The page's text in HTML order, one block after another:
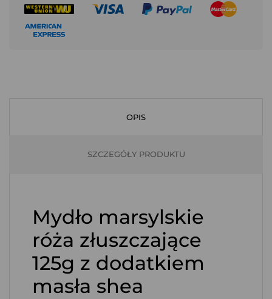
OPIS
SZCZEGÓŁY PRODUKTU
Mydło marsylskie
róża złuszczające
125g z dodatkiem
masła shea